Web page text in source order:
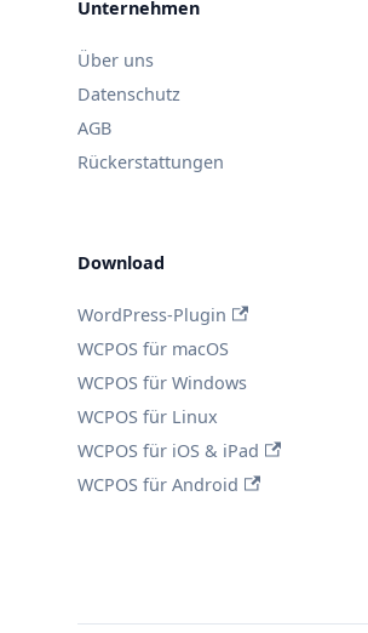
Unternehmen
Über uns
Datenschutz
AGB
Rückerstattungen
Download
WordPress-Plugin
WCPOS für macOS
WCPOS für Windows
WCPOS für Linux
WCPOS für iOS & iPad
WCPOS für Android